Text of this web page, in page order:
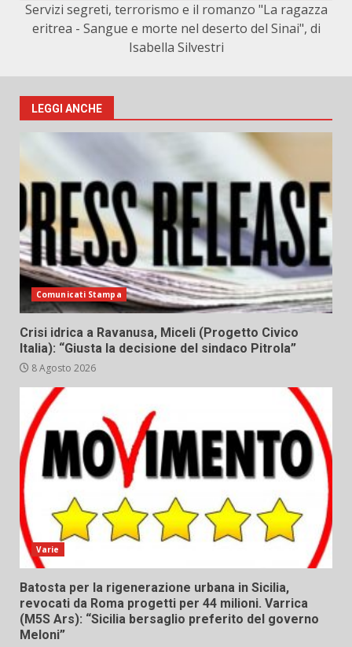
Servizi segreti, terrorismo e il romanzo "La ragazza
eritrea - Sangue e morte nel deserto del Sinai", di
Isabella Silvestri
LEGGI ANCHE
Comunicati Stampa
Crisi idrica a Ravanusa, Miceli (Progetto Civico
Italia): “Giusta la decisione del sindaco Pitrola”
8 Agosto 2026
Varie
Batosta per la rigenerazione urbana in Sicilia,
revocati da Roma progetti per 44 milioni. Varrica
(M5S Ars): “Sicilia bersaglio preferito del governo
Meloni”